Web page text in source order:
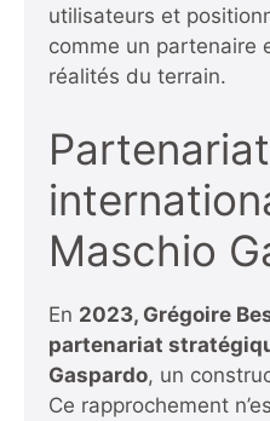
utilisateurs et
comme un partenaire
réalités du terrain.
Partenariat
Maschio
En 2023, Grégoire
partenariat
Gaspardo, un
Ce rapprochement